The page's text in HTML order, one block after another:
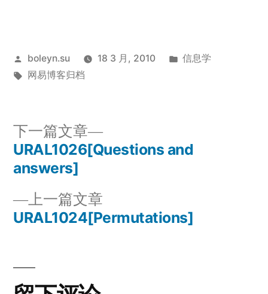
发
布
boleyn.su 18 3 月, 2010
发
信息学
标
网易博客归档
文
导
上一篇文章
一
URAL1024[Permutations]
下一篇文章
下
一
URAL1026[Questions and
answers]